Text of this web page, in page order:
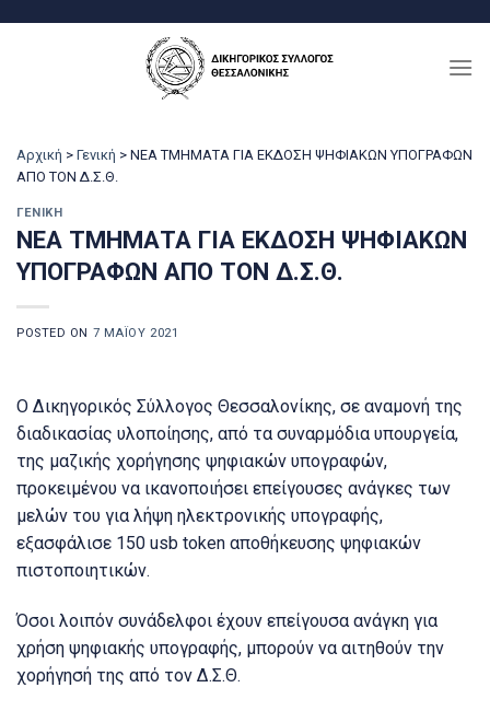
Αρχική > Γενική > ΝΕΑ ΤΜΗΜΑΤΑ ΓΙΑ ΕΚΔΟΣΗ ΨΗΦΙΑΚΩΝ ΥΠΟΓΡΑΦΩΝ
ΑΠΟ ΤΟΝ Δ.Σ.Θ.
ΓΕΝΙΚΉ
ΝΕΑ ΤΜΗΜΑΤΑ ΓΙΑ ΕΚΔΟΣΗ ΨΗΦΙΑΚΩΝ
ΥΠΟΓΡΑΦΩΝ ΑΠΟ ΤΟΝ Δ.Σ.Θ.
POSTED ON 7 ΜΑΪ́ΟΥ 2021
Ο Δικηγορικός Σύλλογος Θεσσαλονίκης, σε αναμονή της
διαδικασίας υλοποίησης, από τα συναρμόδια υπουργεία,
της μαζικής χορήγησης ψηφιακών υπογραφών,
προκειμένου να ικανοποιήσει επείγουσες ανάγκες των
μελών του για λήψη ηλεκτρονικής υπογραφής,
εξασφάλισε 150 usb token αποθήκευσης ψηφιακών
πιστοποιητικών.
Όσοι λοιπόν συνάδελφοι έχουν επείγουσα ανάγκη για
χρήση ψηφιακής υπογραφής, μπορούν να αιτηθούν την
χορήγησή της από τον Δ.Σ.Θ.